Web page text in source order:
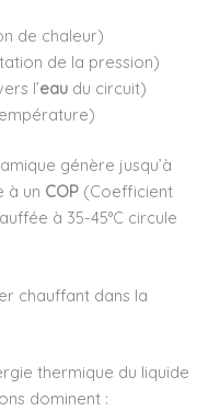
de chaleur)
de la pression)
l’eau du circuit)
génère jusqu’à
à un COP (Coefficient
à 35-45°C circule
chauffant dans la
thermique du liquide
dominent :